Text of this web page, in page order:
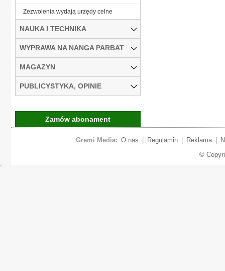
Zezwolenia wydają urzędy celne
NAUKA I TECHNIKA
WYPRAWA NA NANGA PARBAT
MAGAZYN
PUBLICYSTYKA, OPINIE
Zamów abonament
Gremi Media: O nas Regulamin Reklama
©